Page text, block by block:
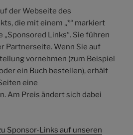
der Webseite des
die mit einem „*“ markiert
„Sponsored Links“. Sie führen
Partnerseite. Wenn Sie auf
vornehmen (zum Beispiel
ein Buch bestellen), erhält
eine
Am Preis ändert sich dabei
Sponsor-Links auf unseren